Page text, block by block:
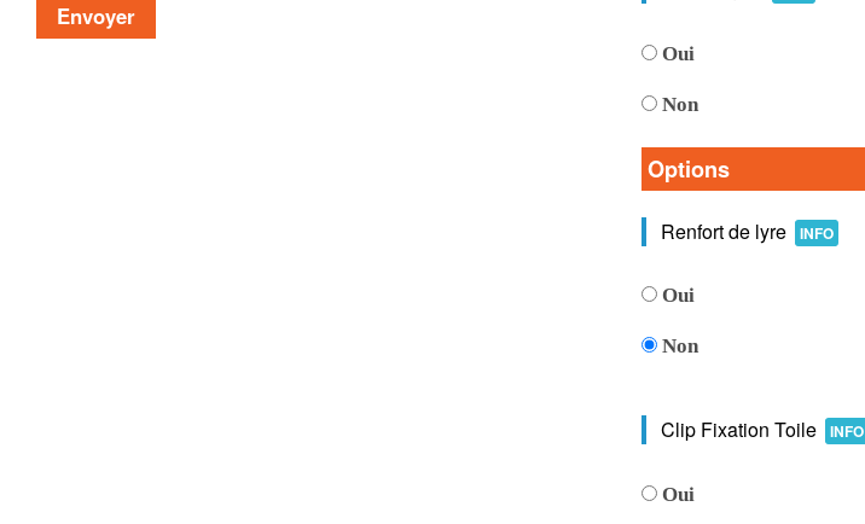
Oui
Non
Options
Renfort de lyre INFO
Oui
Non
Clip Fixation Toile INFO
Oui